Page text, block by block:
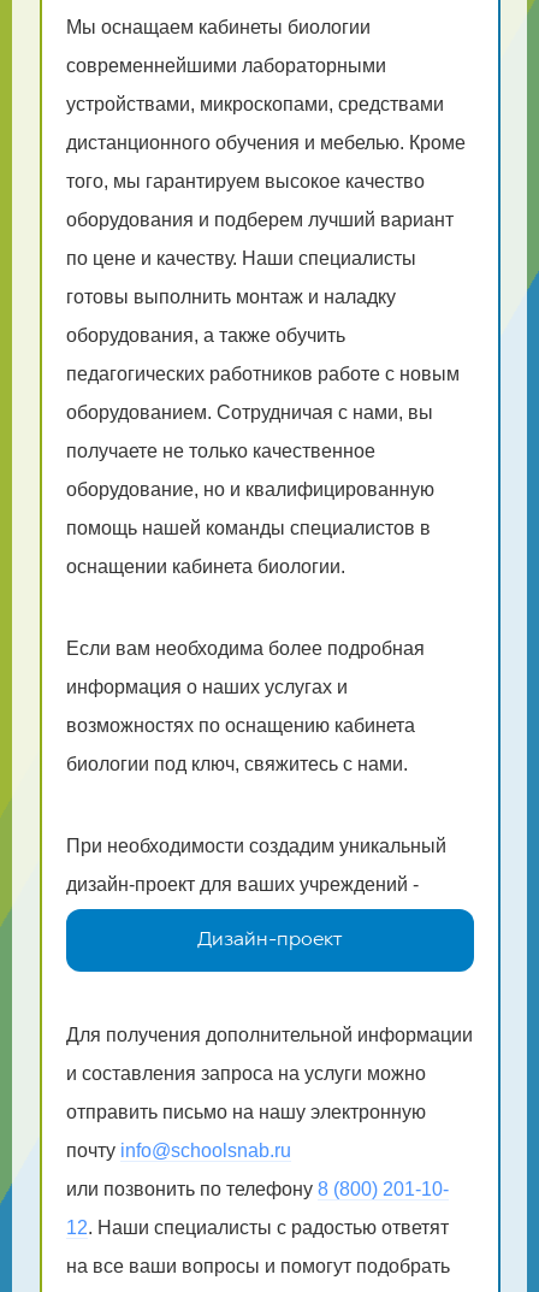
Мы оснащаем кабинеты биологии
современнейшими лабораторными
устройствами, микроскопами, средствами
дистанционного обучения и мебелью. Кроме
того, мы гарантируем высокое качество
оборудования и подберем лучший вариант
по цене и качеству. Наши специалисты
готовы выполнить монтаж и наладку
оборудования, а также обучить
педагогических работников работе с новым
оборудованием. Сотрудничая с нами, вы
получаете не только качественное
оборудование, но и квалифицированную
помощь нашей команды специалистов в
оснащении кабинета биологии.
Если вам необходима более подробная
информация о наших услугах и
возможностях по оснащению кабинета
биологии под ключ, свяжитесь с нами.
При необходимости создадим уникальный
дизайн-проект для ваших учреждений -
Дизайн-проект
Для получения дополнительной информации
и составления запроса на услуги можно
отправить письмо на нашу электронную
почту info@schoolsnab.ru
или позвонить по телефону 8 (800) 201-10-
12. Наши специалисты с радостью ответят
на все ваши вопросы и помогут подобрать